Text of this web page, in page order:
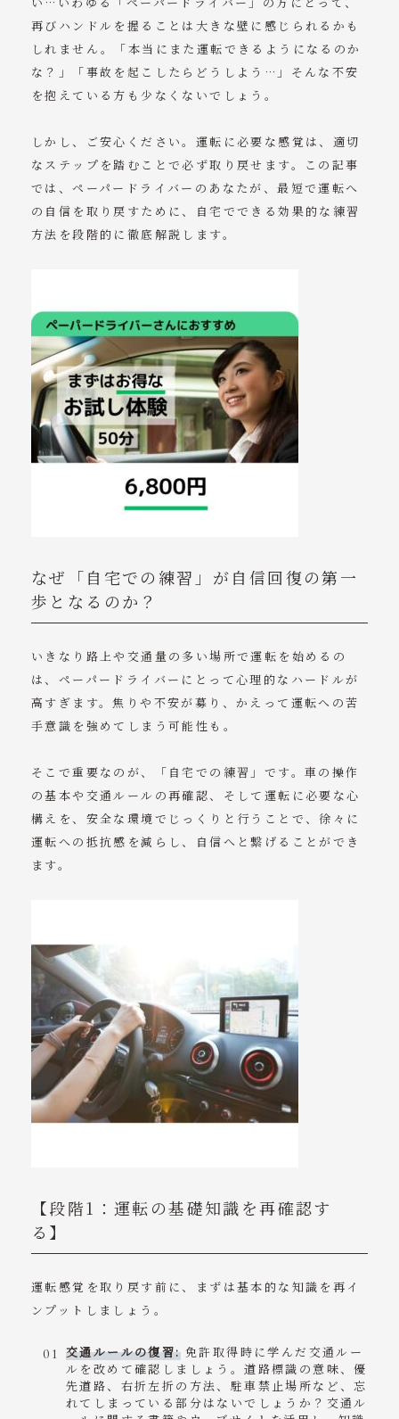
再びハンドルを握ることは大きな壁に感じられるかも
しれません。「本当にまた運転できるようになるのか
な？」「事故を起こしたらどうしよう…」そんな不安
を抱えている方も少なくないでしょう。
しかし、ご安心ください。運転に必要な感覚は、適切
なステップを踏むことで必ず取り戻せます。この記事
では、ペーパードライバーのあなたが、最短で運転へ
の自信を取り戻すために、自宅でできる効果的な練習
方法を段階的に徹底解説します。
なぜ「自宅での練習」が自信回復の第一
歩となるのか？
いきなり路上や交通量の多い場所で運転を始めるの
は、ペーパードライバーにとって心理的なハードルが
高すぎます。焦りや不安が募り、かえって運転への苦
手意識を強めてしまう可能性も。
そこで重要なのが、「自宅での練習」です。車の操作
の基本や交通ルールの再確認、そして運転に必要な心
構えを、安全な環境でじっくりと行うことで、徐々に
運転への抵抗感を減らし、自信へと繋げることができ
ます。
【段階1：運転の基礎知識を再確認す
る】
運転感覚を取り戻す前に、まずは基本的な知識を再イ
ンプットしましょう。
交通ルールの復習:免許取得時に学んだ交通ルー
ルを改めて確認しましょう。道路標識の意味、優
先道路、右折左折の方法、駐車禁止場所など、忘
れてしまっている部分はないでしょうか？交通ル